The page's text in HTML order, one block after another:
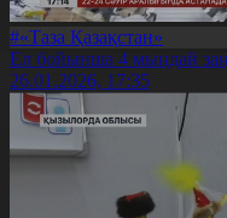
#«Таза Қазақстан»
Ел бойынша 4 мыңдай
26.01.2026, 17:35